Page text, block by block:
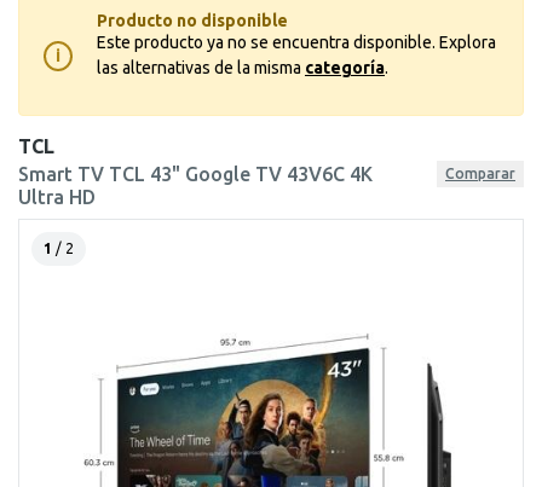
i
Producto no disponible
Este producto ya no se encuentra disponible. Explora
las alternativas de la misma categoría.
TCL
Smart TV TCL 43" Google TV 43V6C 4K
Ultra HD
Comparar
1 / 2